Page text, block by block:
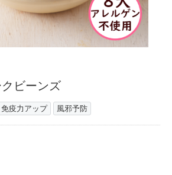
ビーンズ
免疫力アップ 風邪予防